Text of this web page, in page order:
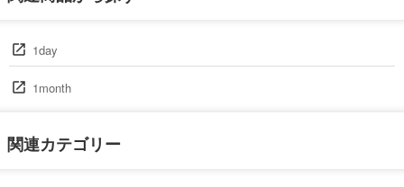
1day
1month
関連カテゴリー